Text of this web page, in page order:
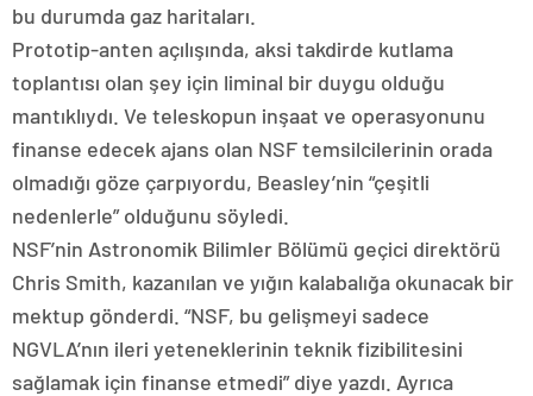
bu durumda gaz haritaları.
Prototip-anten açılışında, aksi takdirde kutlama
toplantısı olan şey için liminal bir duygu olduğu
mantıklıydı. Ve teleskopun inşaat ve operasyonunu
finanse edecek ajans olan NSF temsilcilerinin orada
olmadığı göze çarpıyordu, Beasley’nin “çeşitli
nedenlerle” olduğunu söyledi.
NSF’nin Astronomik Bilimler Bölümü geçici direktörü
Chris Smith, kazanılan ve yığın kalabalığa okunacak bir
mektup gönderdi. “NSF, bu gelişmeyi sadece
NGVLA’nın ileri yeteneklerinin teknik fizibilitesini
sağlamak için finanse etmedi” diye yazdı. Ayrıca